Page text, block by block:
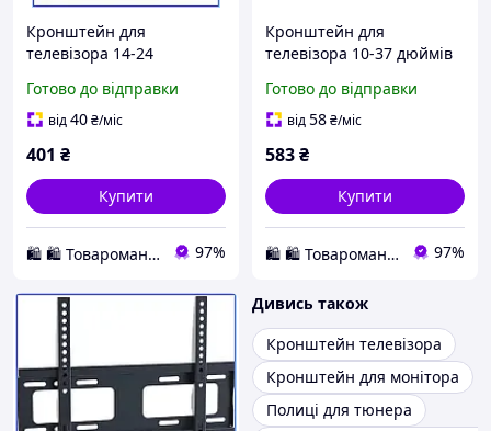
Кронштейн для
телевізора 14-24
похилий Electriclight LED-
813-2 посилений чорний
Готово до відправки
від40₴/міс
401 ₴
Купити
🛍️ 🛍️ Товароманія 🛍️ 🛍️ 97%
Кронштейн для
телевізора 10-37 дюймів
Electriclight КБ-805
поворотний посилений
Готово до відправки
від58₴/міс
583₴
Купити
🛍️ 🛍️ Товароманія 🛍️ 🛍️ 97%
Дивись також
Кронштейн телевізора
Кронштейн для монітора
Полиці для тюнера